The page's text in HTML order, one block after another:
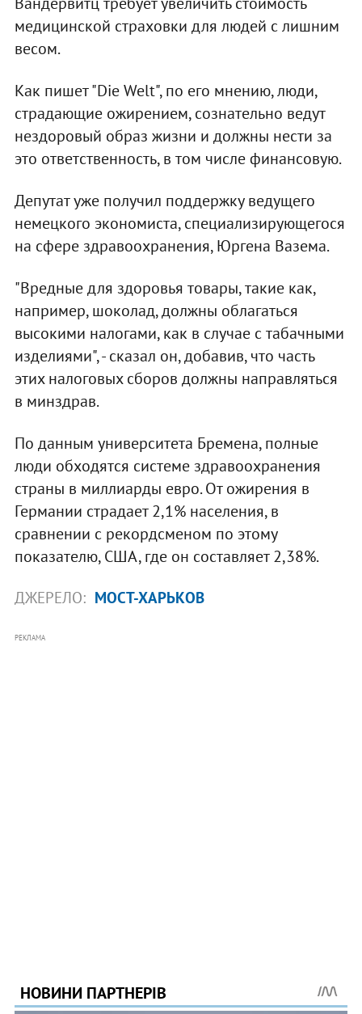
медицинской страховки для людей с лишним
весом.
Как пишет "Die Welt", по его мнению, люди,
страдающие ожирением, сознательно ведут
нездоровый образ жизни и должны нести за
это ответственность, в том числе финансовую.
Депутат уже получил поддержку ведущего
немецкого экономиста, специализирующегося
на сфере здравоохранения, Юргена Вазема.
"Вредные для здоровья товары, такие как,
например, шоколад, должны облагаться
высокими налогами, как в случае с табачными
изделиями", - сказал он, добавив, что часть
этих налоговых сборов должны направляться
в минздрав.
По данным университета Бремена, полные
люди обходятся системе здравоохранения
страны в миллиарды евро. От ожирения в
Германии страдает 2,1% населения, в
сравнении с рекордсменом по этому
показателю, США, где он составляет 2,38%.
ДЖЕРЕЛО: МОСТ-ХАРЬКОВ
РЕКЛАМА